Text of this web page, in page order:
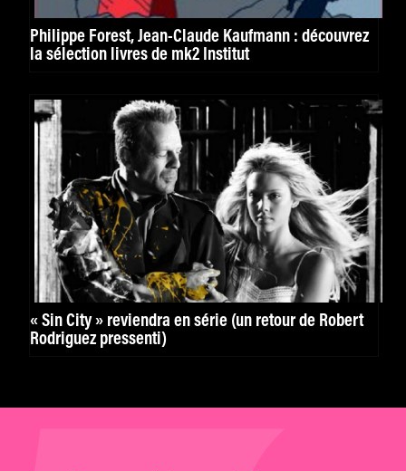
Philippe Forest, Jean-Claude Kaufmann : découvrez
la sélection livres de mk2 Institut
« Sin City » reviendra en série (un retour de Robert
Rodriguez pressenti)